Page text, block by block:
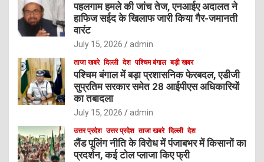
पहलगाम हमले की जांच तेज, एनआईए अदालत ने
हाफिज सईद के खिलाफ जारी किया गैर-जमानती
वारंट
July 15, 2026 admin
ताजा खबरे दिल्ली देश पश्चिम बंगाल बड़ी खबर
पश्चिम बंगाल में बड़ा प्रशासनिक फेरबदल, एडीजी
सुप्रतिम सरकार समेत 28 आईपीएस अधिकारियों
का तबादला
July 15, 2026 admin
उत्तर प्रदेश उत्तर प्रदेश ताजा खबरे दिल्ली देश
लैंड पूलिंग नीति के विरोध में पंजाबभर में किसानों का
प्रदर्शन, कई टोल प्लाजा किए फ्री